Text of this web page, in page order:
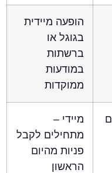
הופעה מיידית
בגוגל או
ברשתות
במודעות
ממוקדות
מיידי –
מתחילים לקבל
פניות מהיום
הראשון